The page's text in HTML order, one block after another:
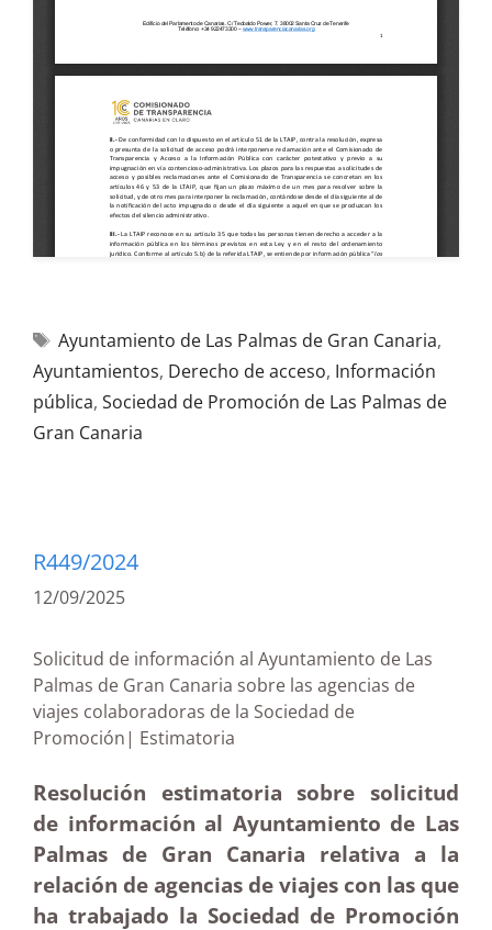
Ayuntamiento de Las Palmas de Gran Canaria,
Ayuntamientos, Derecho de acceso, Información
pública, Sociedad de Promoción de Las Palmas de
Gran Canaria
R449/2024
12/09/2025
Solicitud de información al Ayuntamiento de Las
Palmas de Gran Canaria sobre las agencias de
viajes colaboradoras de la Sociedad de
Promoción| Estimatoria
Resolución estimatoria sobre solicitud
de información al Ayuntamiento de Las
Palmas de Gran Canaria relativa a la
relación de agencias de viajes con las que
ha trabajado la Sociedad de Promoción